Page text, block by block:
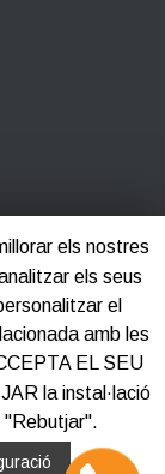
els nostres
els seus
el
amb les
EL SEU
la instal·lació
"Rebutjar".